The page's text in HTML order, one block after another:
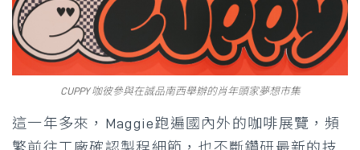
CUPPY 咖彼參與在誠品南西舉辦的肖年頭家夢想市集
這一年多來，Maggie跑遍國內外的咖啡展覽，頻